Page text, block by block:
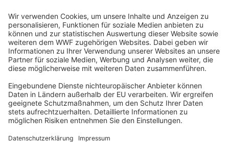
Registriert als Stiftung WWF Deutschland, Senatsverwaltung für
Justiz Berlin, Az: 3416/976/2
Umsatzsteuer-Identifikationsnummer: DE 114236103
Freistellungsbescheid: Als gemeinnützige Körperschaft befreit
von der Körperschaftssteuer gem. §5 I 9 KStg. unter der
Steuernummer 27/641/09321
© WWF Deutschland 2026